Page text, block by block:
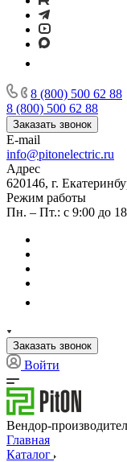
8 (800) 500 62 88
8 (800) 500 62 88
Заказать звонок
E-mail
info@pitonelectric.ru
Адрес
620146, г.
Режим работы
Пн. – Пт.: с 9:00 до
Заказать звонок
Войти
Вендор-
Главная
Каталог